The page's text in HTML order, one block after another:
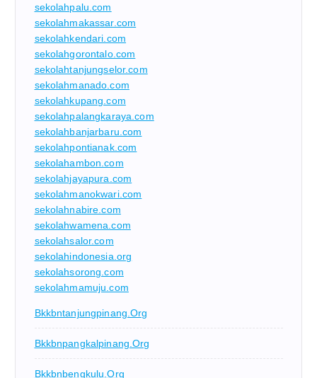
sekolahpalu.com
sekolahmakassar.com
sekolahkendari.com
sekolahgorontalo.com
sekolahtanjungselor.com
sekolahmanado.com
sekolahkupang.com
sekolahpalangkaraya.com
sekolahbanjarbaru.com
sekolahpontianak.com
sekolahambon.com
sekolahjayapura.com
sekolahmanokwari.com
sekolahnabire.com
sekolahwamena.com
sekolahsalor.com
sekolahindonesia.org
sekolahsorong.com
sekolahmamuju.com
Bkkbntanjungpinang.org
Bkkbnpangkalpinang.org
Bkkbnbengkulu.org